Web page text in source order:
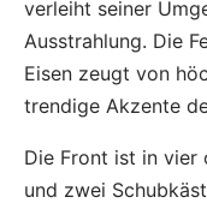
verleiht seiner
Ausstrahlung. Die
Eisen zeugt von
trendige Akzente
Die Front ist in vier
und zwei